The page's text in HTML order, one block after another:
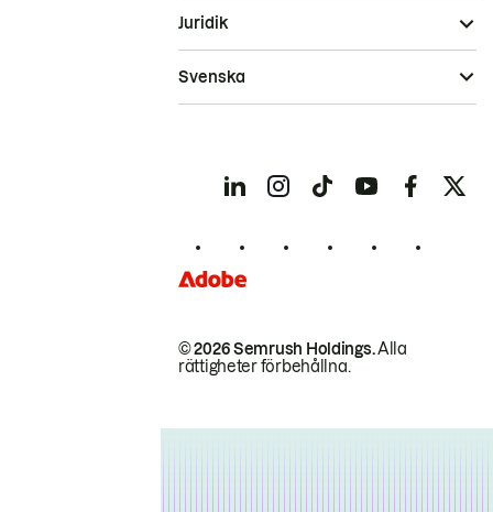
© 2026 Semrush Holdings.Alla
rättigheter förbehållna.
Juridik
Svenska